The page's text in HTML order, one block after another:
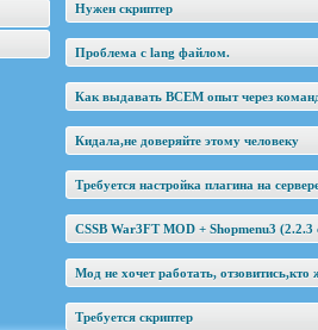
Нужен скриптер
Проблема с lang файлом.
Как выдавать ВСЕМ опыт через
Кидала,не доверяйте этому человеку
Требуется настройка плагина на
CSSB War3FT MOD + Shopmenu3
Мод не хочет работать, отзовитись,кто
Требуется скриптер